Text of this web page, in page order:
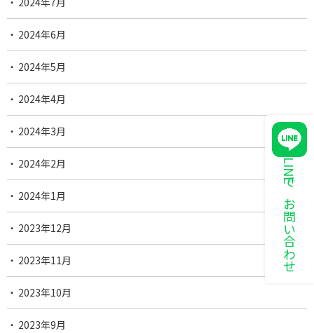
LINEでお問い合わせ
2024年6月
2024年5月
2024年4月
2024年3月
2024年2月
2024年1月
2023年12月
2023年11月
2023年10月
2023年9月